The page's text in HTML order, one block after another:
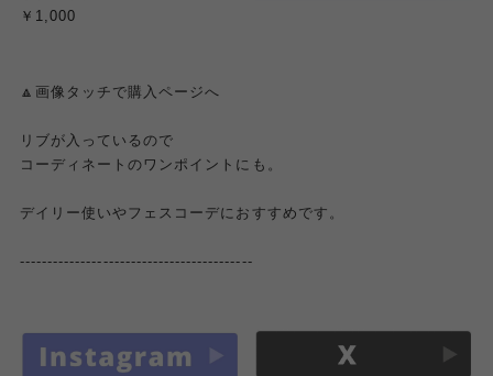
￥1,000
🔼画像タッチで購入ページへ
リブが入っているので
コーディネートのワンポイントにも。
デイリー使いやフェスコーデにおすすめです。
------------------------------------------